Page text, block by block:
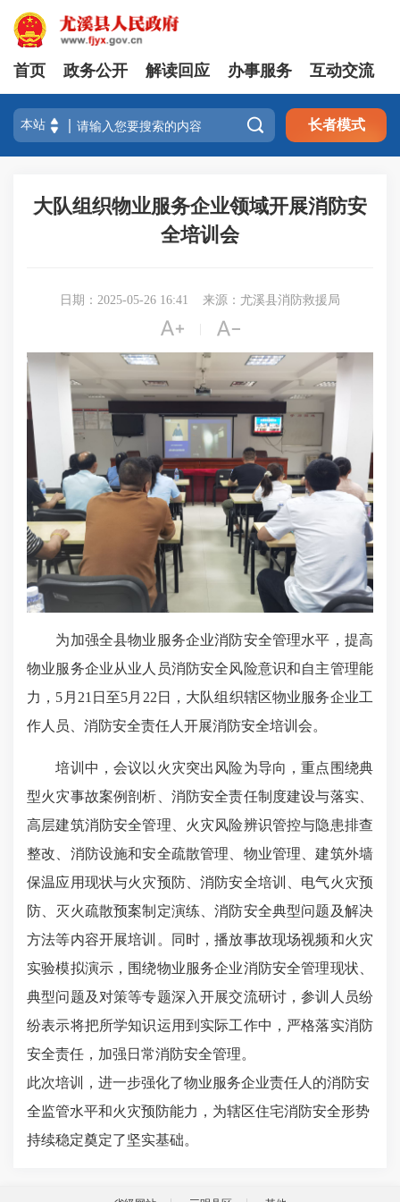
首页 政务公开 解读回应 办事服务 互动交流
 长者模式
大队组织物业服务企业领域开展消防安
全培训会
日期：2025-05-26 16:41 来源：尤溪县消防救援局
 
为加强全县物业服务企业消防安全管理水平，提高
物业服务企业从业人员消防安全风险意识和自主管理能
力，5月21日至5月22日，大队组织辖区物业服务企业工
作人员、消防安全责任人开展消防安全培训会。
培训中，会议以火灾突出风险为导向，重点围绕典
型火灾事故案例剖析、消防安全责任制度建设与落实、
高层建筑消防安全管理、火灾风险辨识管控与隐患排查
整改、消防设施和安全疏散管理、物业管理、建筑外墙
保温应用现状与火灾预防、消防安全培训、电气火灾预
防、灭火疏散预案制定演练、消防安全典型问题及解决
方法等内容开展培训。同时，播放事故现场视频和火灾
实验模拟演示，围绕物业服务企业消防安全管理现状、
典型问题及对策等专题深入开展交流研讨，参训人员纷
纷表示将把所学知识运用到实际工作中，严格落实消防
安全责任，加强日常消防安全管理。
此次培训，进一步强化了物业服务企业责任人的消防安
全监管水平和火灾预防能力，为辖区住宅消防安全形势
持续稳定奠定了坚实基础。